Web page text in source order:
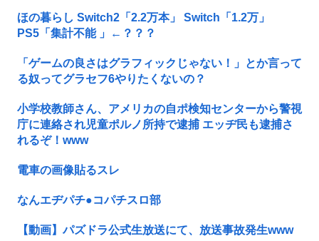
ほの暮らし Switch2「2.2万本」 Switch「1.2万」
PS5「集計不能 」←？？？
「ゲームの良さはグラフィックじゃない！」とか言って
る奴ってグラセフ6やりたくないの？
小学校教師さん、アメリカの自ポ検知センターから警視
庁に連絡され児童ポルノ所持で逮捕 エッヂ民も逮捕さ
れるぞ！www
電車の画像貼るスレ
なんエヂパチ●コパチスロ部
【動画】パズドラ公式生放送にて、放送事故発生www